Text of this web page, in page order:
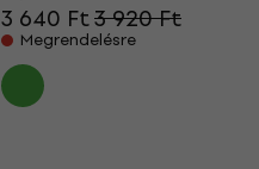
3 640 Ft3 920 Ft
Megrendelésre